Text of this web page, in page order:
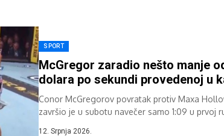
SPORT
McGregor zaradio nešto manje
dolara po sekundi provedenoj u
Conor McGregorov povratak protiv Maxa
završio je u subotu navečer samo 1:09 u prvoj
12. Srpnja 2026.